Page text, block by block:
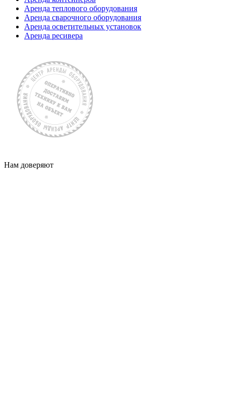
Аренда теплового оборудования
Аренда сварочного оборудования
Аренда осветительных установок
Аренда ресивера
Нам доверяют